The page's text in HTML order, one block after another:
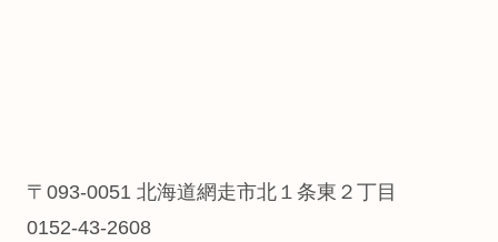
〒093-0051 北海道網走市北１条東２丁目
0152-43-2608